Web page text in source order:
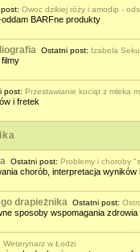
Owoc dzikiej róży i amodip -
BARFne produkty
Ostatni post: Izabela
post: Przestawianie kociąt z mleka
i fretek
Ostatni post: Problemy i choroby
chorób, interpretacja wyników
drapieżnika Ostatni post:
sposoby wspomagania zdrowia
Weterynarz w Łodzi